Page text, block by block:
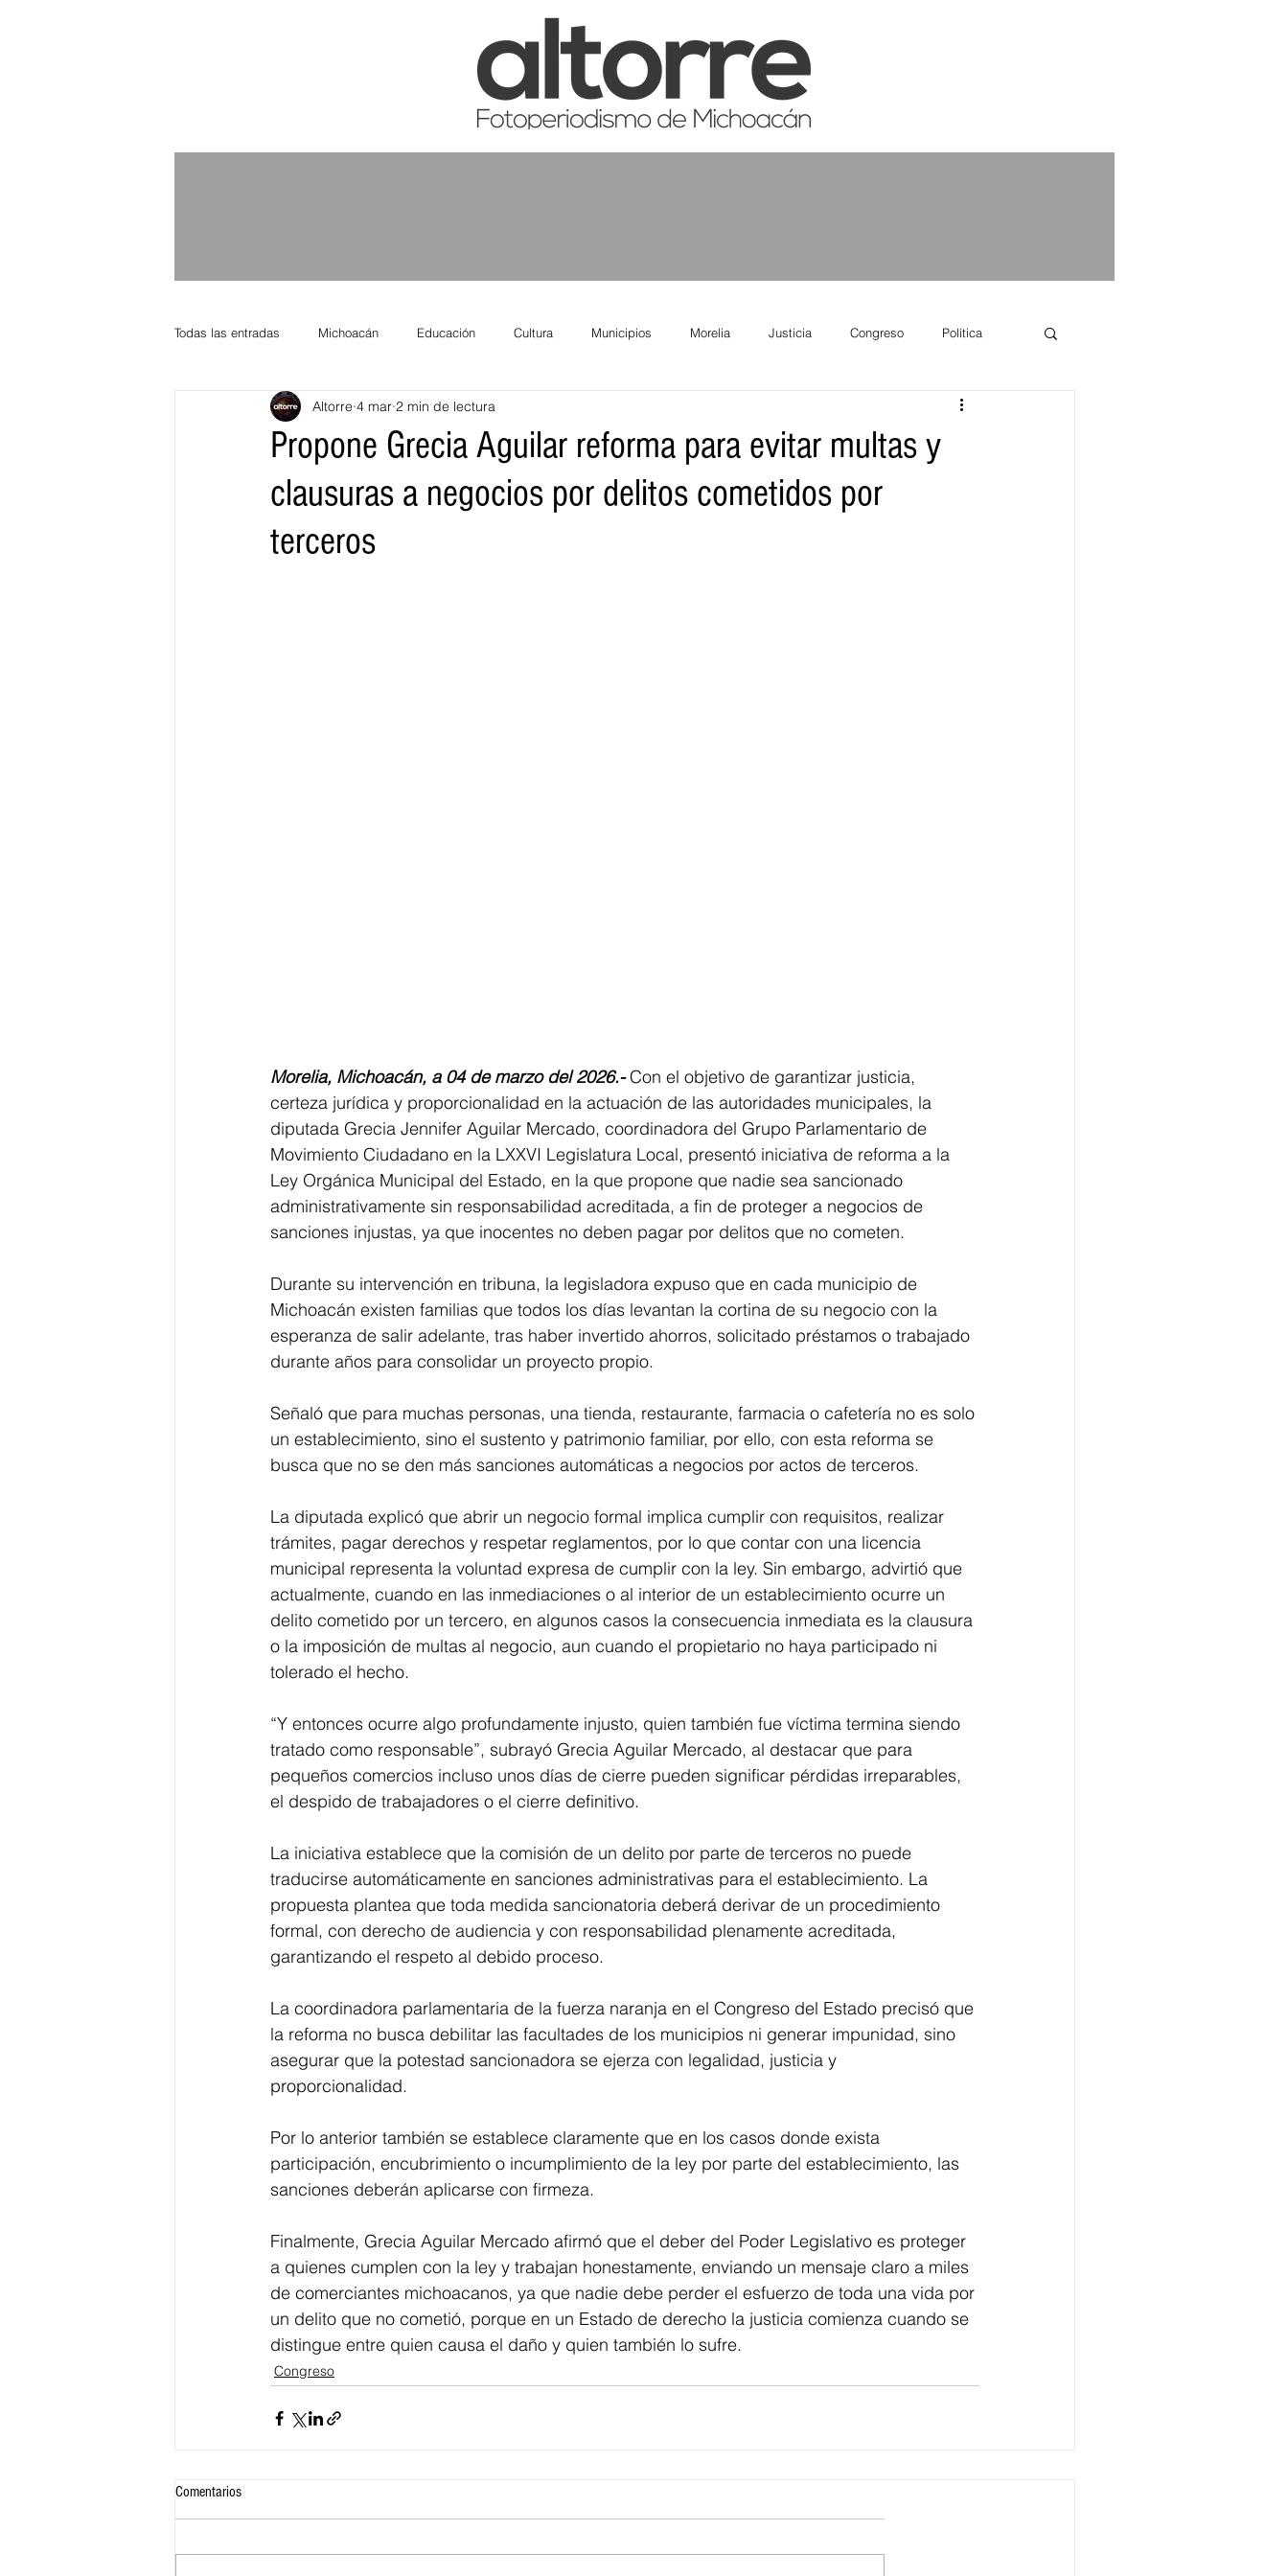
Todas las entradas Michoacán Educación Cultura Municipios Morelia Justicia Congreso Política
Nacional Internacional Columnistas Salud
Gobernador Segob Sedeco Turismo Sader DIF Mujeres Scop Seguridad
Propone Grecia Aguilar reforma para evitar multas y
clausuras a negocios por delitos cometidos por
terceros
Altorre 4 mar 2 min de lectura
Morelia, Michoacán, a 04 de marzo del 2026.- Con el objetivo de garantizar justicia,
certeza jurídica y proporcionalidad en la actuación de las autoridades municipales, la
diputada Grecia Jennifer Aguilar Mercado, coordinadora del Grupo Parlamentario de
Movimiento Ciudadano en la LXXVI Legislatura Local, presentó iniciativa de reforma a la
Ley Orgánica Municipal del Estado, en la que propone que nadie sea sancionado
administrativamente sin responsabilidad acreditada, a fin de proteger a negocios de
sanciones injustas, ya que inocentes no deben pagar por delitos que no cometen.
Durante su intervención en tribuna, la legisladora expuso que en cada municipio de
Michoacán existen familias que todos los días levantan la cortina de su negocio con la
esperanza de salir adelante, tras haber invertido ahorros, solicitado préstamos o trabajado
durante años para consolidar un proyecto propio.
Señaló que para muchas personas, una tienda, restaurante, farmacia o cafetería no es solo
un establecimiento, sino el sustento y patrimonio familiar, por ello, con esta reforma se
busca que no se den más sanciones automáticas a negocios por actos de terceros.
La diputada explicó que abrir un negocio formal implica cumplir con requisitos, realizar
trámites, pagar derechos y respetar reglamentos, por lo que contar con una licencia
municipal representa la voluntad expresa de cumplir con la ley. Sin embargo, advirtió que
actualmente, cuando en las inmediaciones o al interior de un establecimiento ocurre un
delito cometido por un tercero, en algunos casos la consecuencia inmediata es la clausura
o la imposición de multas al negocio, aun cuando el propietario no haya participado ni
tolerado el hecho.
“Y entonces ocurre algo profundamente injusto, quien también fue víctima termina siendo
tratado como responsable”, subrayó Grecia Aguilar Mercado, al destacar que para
pequeños comercios incluso unos días de cierre pueden significar pérdidas irreparables,
el despido de trabajadores o el cierre definitivo.
La iniciativa establece que la comisión de un delito por parte de terceros no puede
traducirse automáticamente en sanciones administrativas para el establecimiento. La
propuesta plantea que toda medida sancionatoria deberá derivar de un procedimiento
formal, con derecho de audiencia y con responsabilidad plenamente acreditada,
garantizando el respeto al debido proceso.
La coordinadora parlamentaria de la fuerza naranja en el Congreso del Estado precisó que
la reforma no busca debilitar las facultades de los municipios ni generar impunidad, sino
asegurar que la potestad sancionadora se ejerza con legalidad, justicia y
proporcionalidad.
Por lo anterior también se establece claramente que en los casos donde exista
participación, encubrimiento o incumplimiento de la ley por parte del establecimiento, las
sanciones deberán aplicarse con firmeza.
Finalmente, Grecia Aguilar Mercado afirmó que el deber del Poder Legislativo es proteger
a quienes cumplen con la ley y trabajan honestamente, enviando un mensaje claro a miles
de comerciantes michoacanos, ya que nadie debe perder el esfuerzo de toda una vida por
un delito que no cometió, porque en un Estado de derecho la justicia comienza cuando se
distingue entre quien causa el daño y quien también lo sufre.
Congreso
Comentarios